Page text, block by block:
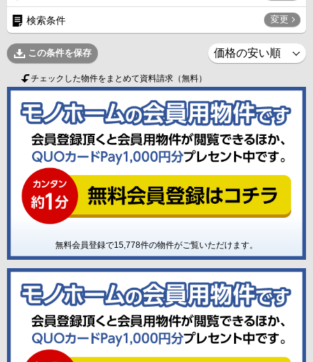
検索条件 変更
この条件を保存
チェックした物件をまとめて資料請求（無料）
無料会員登録で15,778件の物件がご覧いただけます。